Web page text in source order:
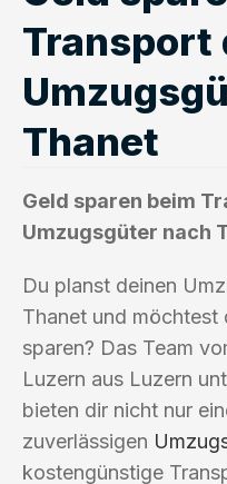
Transport
Thanet
Geld sparen beim
Umzugsgüter nach
Du planst deinen
Thanet und möchtest
sparen? Das Team
Luzern aus Luzern
bieten dir nicht nur
zuverlässigen
kostengünstige